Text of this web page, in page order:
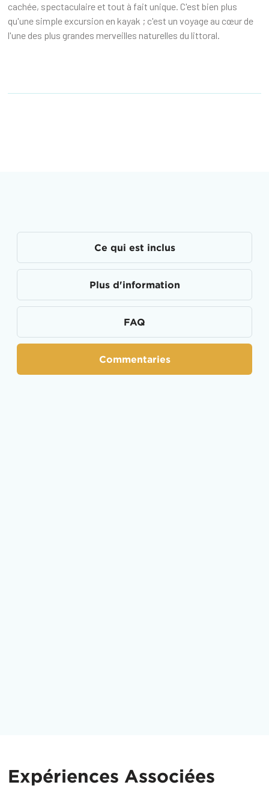
cachée, spectaculaire et tout à fait unique. C'est bien plus
qu'une simple excursion en kayak ; c'est un voyage au cœur de
l'une des plus grandes merveilles naturelles du littoral.‍
Ce qui est inclus
Plus d'information
FAQ
Commentaries
Expériences Associées